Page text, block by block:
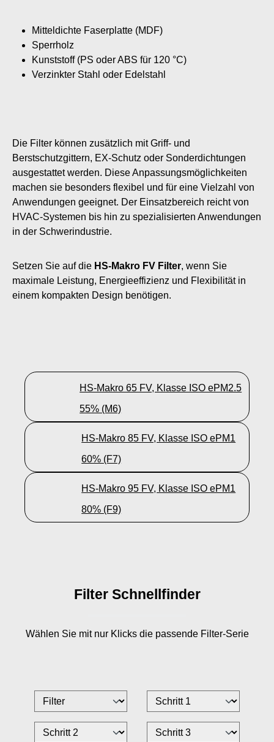
Mitteldichte Faserplatte (MDF)
Sperrholz
Kunststoff (PS oder ABS für 120 °C)
Verzinkter Stahl oder Edelstahl
Die Filter können zusätzlich mit Griff- und
Berstschutzgittern, EX-Schutz oder Sonderdichtungen
ausgestattet werden. Diese Anpassungsmöglichkeiten
machen sie besonders flexibel und für eine Vielzahl von
Anwendungen geeignet. Der Einsatzbereich reicht von
HVAC-Systemen bis hin zu spezialisierten Anwendungen
in der Schwerindustrie.
Setzen Sie auf die HS-Makro FV Filter, wenn Sie
maximale Leistung, Energieeffizienz und Flexibilität in
einem kompakten Design benötigen.
HS-Makro 65 FV, Klasse ISO ePM2.5
55% (M6)
HS-Makro 85 FV, Klasse ISO ePM1
60% (F7)
HS-Makro 95 FV, Klasse ISO ePM1
80% (F9)
Filter Schnellfinder
Wählen Sie mit nur Klicks die passende Filter-Serie